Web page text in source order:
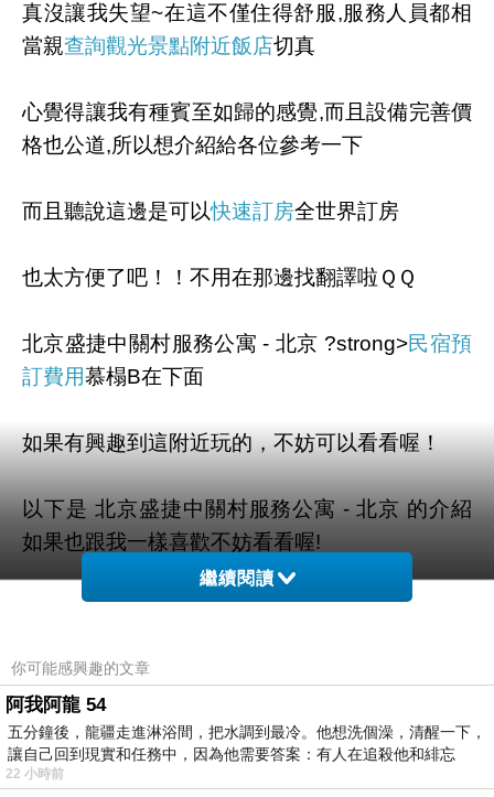
真沒讓我失望~在這不僅住得舒服,服務人員都相
當親查詢觀光景點附近飯店切真
心覺得讓我有種賓至如歸的感覺,而且設備完善價
格也公道,所以想介紹給各位參考一下
而且聽說這邊是可以快速訂房全世界訂房
也太方便了吧！！不用在那邊找翻譯啦ＱＱ
北京盛捷中關村服務公寓 - 北京 ?strong>民宿預
訂費用慕榻B在下面
如果有興趣到這附近玩的，不妨可以看看喔！
以下是 北京盛捷中關村服務公寓 - 北京 的介紹
如果也跟我一樣喜歡不妨看看喔!
PS.若您家裡有0~4歲的小朋友，點我進入索取免
↓↓↓限量特優價格按鈕↓↓↓
繼續閱讀
你可能感興趣的文章
阿我阿龍 54
五分鐘後，龍疆走進淋浴間，把水調到最冷。他想洗個澡，清醒一下，
讓自己回到現實和任務中，因為他需要答案：有人在追殺他和緋忘
22 小時前